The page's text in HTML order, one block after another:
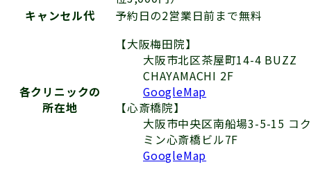
キャンセル代
予約日の2営業日前まで無料
各クリニックの
所在地
【大阪梅田院】
大阪市北区茶屋町14-4 BUZZ
CHAYAMACHI 2F
GoogleMap
【心斎橋院】
大阪市中央区南船場3-5-15 コク
ミン心斎橋ビル7F
GoogleMap